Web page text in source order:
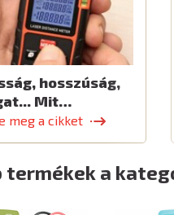
hosszúság,
Mit…
meg a cikket
termékek a